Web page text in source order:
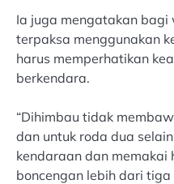
Ia juga mengatakan
terpaksa menggunakan
harus memperhatikan
berkendara.
“Dihimbau tidak
dan untuk roda dua
kendaraan dan memakai
boncengan lebih dari tiga